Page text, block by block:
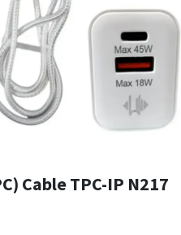
Cable TPC-IP N217